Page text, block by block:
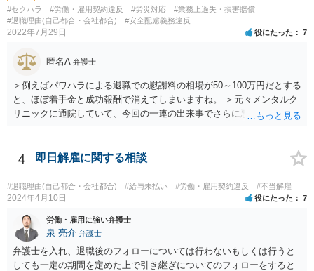
動禁止」「活動するなら名前を変える」ことを事務所側から要求され
たという事例を聞いたことがあります。所属する際にいただいた契約
書にはそのようなことは書いていないのですが、仮にこれらを要求さ
がないのであれば，断ることができる可能性があります。 もし上記の
#セクハラ #労働・雇用契約違反 #労災対応
#業務上過失・損害賠償
#退職理由(自己都合・会社都合)
#安全配慮義務違反
2022年7月29日 役にたった 7
匿名A 弁護士
＞例えばパワハラによる退職での慰謝料の相場が50～100万円だとする
と、ほぼ着手金と成功報酬で消えてしまいますね。 ＞元々メンタルク
リニックに通院していて、今回の一連の出来事でさらに悪化した事実
万が一、慰謝料請求が認められるにしても金額としては微々たるもの
かと思いますが、依頼する弁護士に詳細を説明したうえで指示を仰い
4 即日解雇に関する相談
#退職理由(自己都合・会社都合) #給与未払い #労働・雇用契約違反 #不当解雇
2024年4月10日 役にたった 7
労働・雇用に強い弁護士
泉 亮介 弁護士
弁護士を入れ、退職後のフォローについては行わないもしくは行うと
しても一定の期間を定めた上で引き継ぎについてのフォローをすると